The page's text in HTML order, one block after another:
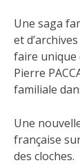
Une saga
et
faire unique
Pierre
familiale
Une
française
des cloches.